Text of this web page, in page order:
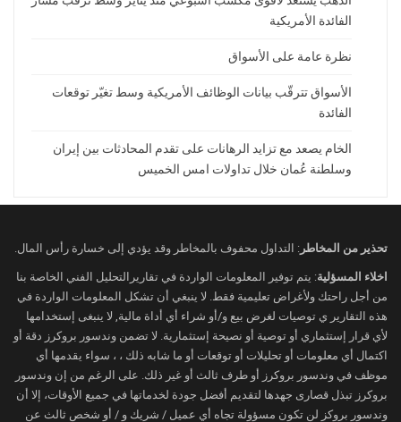
الفائدة الأمريكية
نظرة عامة على الأسواق
الأسواق تترقّب بيانات الوظائف الأمريكية وسط تغيّر توقعات
الفائدة
الخام يصعد مع تزايد الرهانات على تقدم المحادثات بين إيران
وسلطنة عُمان خلال تداولات امس الخميس
تحذير من المخاطر : التداول محفوف بالمخاطر وقد يؤدي إلى خسارة رأس المال.
اخلاء المسؤلية: يتم توفير المعلومات الواردة في تقاريرالتحليل الفني الخاصة بنا
من أجل راحتك ولأغراض تعليمية فقط. لا ينبغي أن تشكل المعلومات الواردة في
هذه التقارير ي توصيات لغرض بيع و/أو شراء أي أداة مالية, لا ينبغى إستخدامها
لأي قرار إستثماري أو توصية أو نصيحة إستثمارية. لا تضمن وندسور بروكرز دقة أو
اكتمال أي معلومات أو تحليلات أو توقعات أو ما شابه ذلك ، ، سواء يقدمها أي
موظف في وندسور بروكرز أو طرف ثالث أو غير ذلك. على الرغم من إن وندسور
بروكرز تبذل قصارى جهدها لتقديم أفضل جودة لخدماتها في جميع الأوقات، إلا أن
وندسور بروكز لن تكون مسؤولة تجاه أي عميل / شريك و / أو شخص ثالث عن